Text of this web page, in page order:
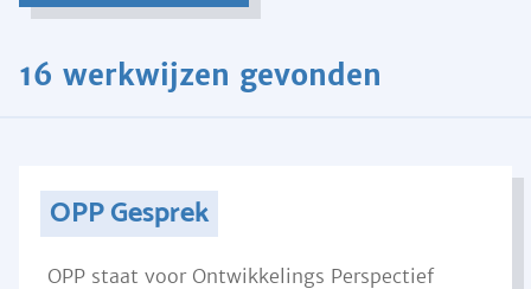
16 werkwijzen gevonden
OPP Gesprek
OPP staat voor Ontwikkelings Perspectief